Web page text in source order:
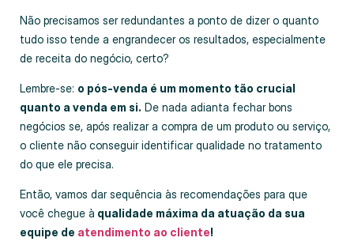
Não precisamos ser redundantes a ponto de dizer o quanto
tudo isso tende a engrandecer os resultados, especialmente
de receita do negócio, certo?
Lembre-se: o pós-venda é um momento tão crucial
quanto a venda em si. De nada adianta fechar bons
negócios se, após realizar a compra de um produto ou serviço,
o cliente não conseguir identificar qualidade no tratamento
do que ele precisa.
Então, vamos dar sequência às recomendações para que
você chegue à qualidade máxima da atuação da sua
equipe de atendimento ao cliente!